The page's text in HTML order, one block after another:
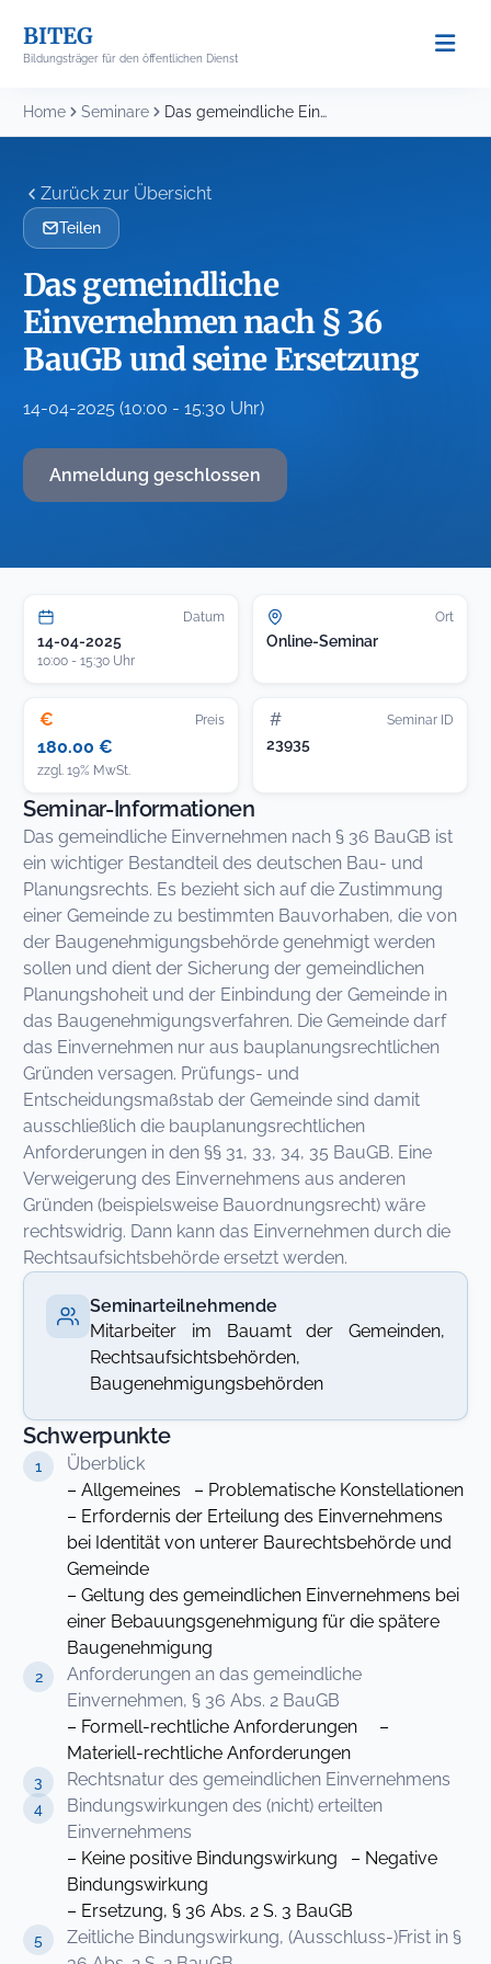
content
BITEG
Bildungsträger für den öffentlichen Dienst
Home Seminare Das gemeindliche Einvernehmen nach § 36 BauGB und...
Zurück zur Übersicht
Teilen
Das gemeindliche
Einvernehmen nach § 36
BauGB und seine Ersetzung
14-04-2025 (10:00 - 15:30 Uhr)
Anmeldung geschlossen
Datum
14-04-2025
10:00 - 15:30 Uhr
Ort
Online-Seminar
€ Preis
180.00 €
zzgl. 19% MwSt.
# Seminar ID
23935
Seminar-Informationen
Das gemeindliche Einvernehmen nach § 36 BauGB ist
ein wichtiger Bestandteil des deutschen Bau- und
Planungsrechts. Es bezieht sich auf die Zustimmung
einer Gemeinde zu bestimmten Bauvorhaben, die von
der Baugenehmigungsbehörde genehmigt werden
sollen und dient der Sicherung der gemeindlichen
Planungshoheit und der Einbindung der Gemeinde in
das Baugenehmigungsverfahren. Die Gemeinde darf
das Einvernehmen nur aus bauplanungsrechtlichen
Gründen versagen. Prüfungs- und
Entscheidungsmaßstab der Gemeinde sind damit
ausschließlich die bauplanungsrechtlichen
Anforderungen in den §§ 31, 33, 34, 35 BauGB. Eine
Verweigerung des Einvernehmens aus anderen
Gründen (beispielsweise Bauordnungsrecht) wäre
rechtswidrig. Dann kann das Einvernehmen durch die
Rechtsaufsichtsbehörde ersetzt werden.
Seminarteilnehmende
Mitarbeiter im Bauamt der Gemeinden,
Rechtsaufsichtsbehörden,
Baugenehmigungsbehörden
Schwerpunkte
Überblick
– Allgemeines – Problematische Konstellationen
– Erfordernis der Erteilung des Einvernehmens
bei Identität von unterer Baurechtsbehörde und
Gemeinde
– Geltung des gemeindlichen Einvernehmens bei
einer Bebauungsgenehmigung für die spätere
Baugenehmigung
Anforderungen an das gemeindliche
Einvernehmen, § 36 Abs. 2 BauGB
– Formell-rechtliche Anforderungen –
Materiell-rechtliche Anforderungen
Rechtsnatur des gemeindlichen Einvernehmens
Bindungswirkungen des (nicht) erteilten
Einvernehmens
– Keine positive Bindungswirkung – Negative
Bindungswirkung
– Ersetzung, § 36 Abs. 2 S. 3 BauGB
Zeitliche Bindungswirkung, (Ausschluss-)Frist in §